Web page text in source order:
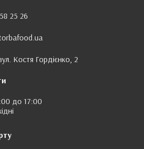
25 26
Костя Гордієнко, 2
до 17:00